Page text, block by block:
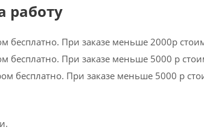
работу
бесплатно. При заказе меньше 2000р
бесплатно. При заказе меньше 5000 р
бесплатно. При заказе меньше 5000 р